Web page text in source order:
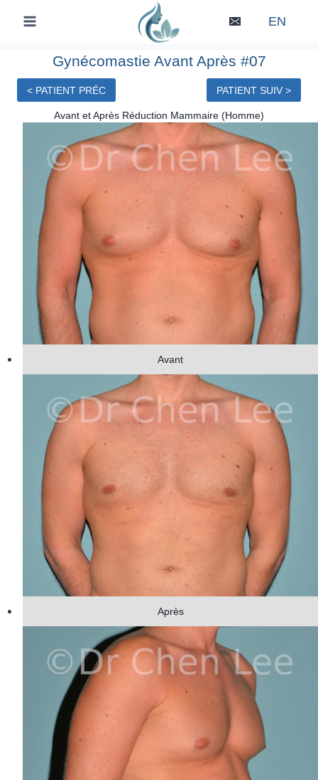
EN
Gynécomastie Avant Après #07
< PATIENT PRÉC PATIENT SUIV >
Avant et Après Réduction Mammaire (Homme)
Avant
Après